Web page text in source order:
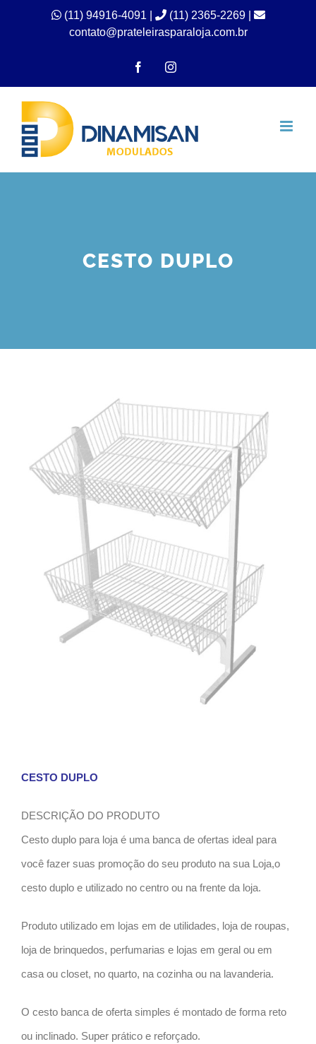
(11) 94916-4091
(11) 2365-2269 |
contato@prateleirasparaloja.com.br
FacebookInstagram
CESTO DUPLO
CESTO DUPLO
DESCRIÇÃO DO PRODUTO
Cesto duplo para loja é uma banca de ofertas ideal para
você fazer suas promoção do seu produto na sua Loja,o
cesto duplo e utilizado no centro ou na frente da loja.
Produto utilizado em lojas em de utilidades, loja de roupas,
loja de brinquedos, perfumarias e lojas em geral ou em
casa ou closet, no quarto, na cozinha ou na lavanderia.
O cesto banca de oferta simples é montado de forma reto
ou inclinado. Super prático e reforçado.